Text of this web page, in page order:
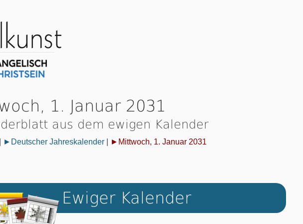
1. Januar 2031
aus dem ewigen Kalender
►Deutscher Jahreskalender ►Mittwoch, 1. Januar 2031
Ewiger Kalender